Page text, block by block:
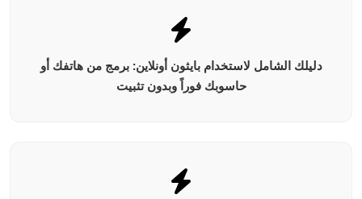
دليلك الشامل لاستخدام بايثون أونلاين: برمج من هاتفك أو
حاسوبك فوراً وبدون تثبيت